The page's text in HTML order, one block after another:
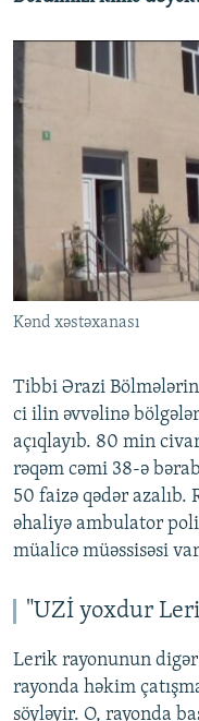
Kənd xəstəxanası
Tibbi Ərazi
ci ilin əvvəlinə
açıqlayıb. 80 min
rəqəm cəmi 38-ə
50 faizə qədər azalıb.
əhaliyə ambulator
müalicə müəssisəsi
"UZİ yoxdur
Lerik rayonunun
rayonda həkim
söyləyir. O, rayonda